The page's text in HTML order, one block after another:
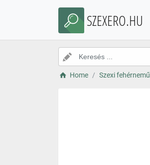
SZEXERO.HU
Home Szexi fehérnemű